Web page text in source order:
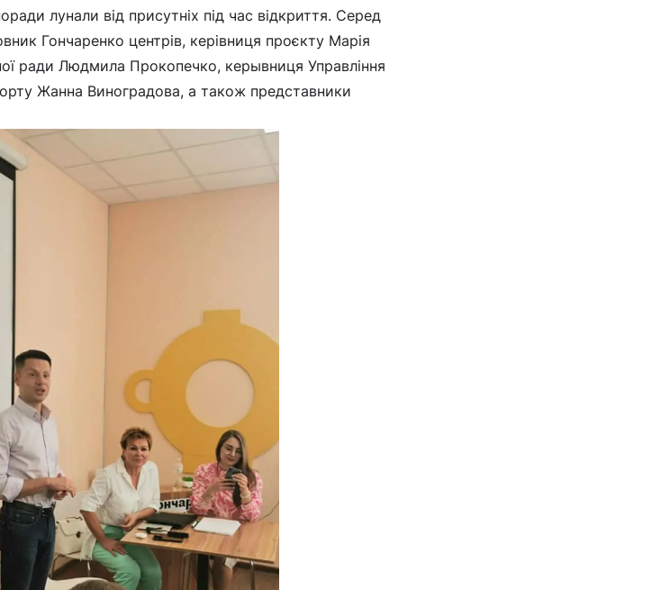
лунали від присутніх під час відкриття. Серед
Гончаренко центрів, керівниця проєкту Марія
ради Людмила Прокопечко, керывниця Управління
Жанна Виноградова, а також представники